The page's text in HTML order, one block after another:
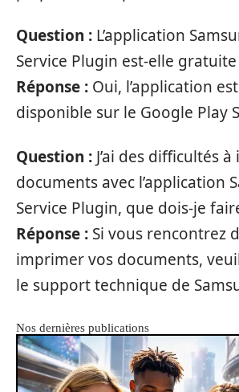
Question : L’application
Service Plugin est-elle gratuite
Réponse : Oui, l’application
disponible sur le Google Play
Question : J’ai des difficultés
documents avec l’application
Service Plugin, que dois-je
Réponse : Si vous rencontrez
imprimer vos documents,
le support technique de
Nos dernières publications